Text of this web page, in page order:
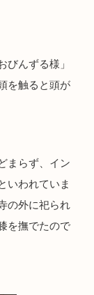
んずる様」
を触ると頭が
まらず、イン
いわれていま
の外に祀られ
を撫でたので